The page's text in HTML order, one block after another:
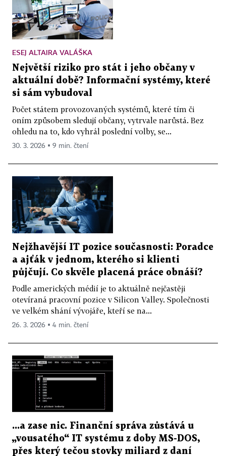
ESEJ ALTAIRA VALÁŠKA
Největší riziko pro stát i jeho občany v
aktuální době? Informační systémy, které
si sám vybudoval
Počet státem provozovaných systémů, které tím či
oním způsobem sledují občany, vytrvale narůstá. Bez
ohledu na to, kdo vyhrál poslední volby, se...
30. 3. 2026 ▪ 9 min. čtení
Nejžhavější IT pozice současnosti: Poradce
a ajťák v jednom, kterého si klienti
půjčují. Co skvěle placená práce obnáší?
Podle amerických médií je to aktuálně nejčastěji
otevíraná pracovní pozice v Silicon Valley. Společnosti
ve velkém shání vývojáře, kteří se na...
26. 3. 2026 ▪ 4 min. čtení
...a zase nic. Finanční správa zůstává u
„vousatého“ IT systému z doby MS-DOS,
přes který tečou stovky miliard z daní